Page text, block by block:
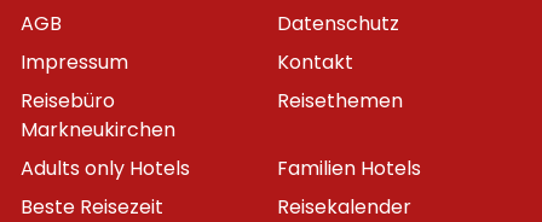
AGB
Datenschutz
Impressum
Kontakt
Reisebüro
Markneukirchen
Reisethemen
Adults only Hotels
Familien Hotels
Beste Reisezeit
Reisekalender